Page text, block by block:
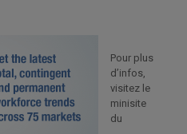
Pour plus
d’infos,
visitez le
minisite
du